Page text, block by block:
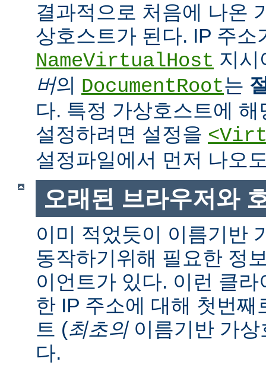
결과적으로 처음에 나온
상호스트가 된다. IP 주소
NameVirtualHost 지
버의 DocumentRoot는
다. 특정 가상호스트에
설정하려면 설정을
설정파일에서 먼저 나오
오래된 브라우저와
이미 적었듯이 이름기반
동작하기위해 필요한 정
이언트가 있다. 이런 클
한 IP 주소에 대해 첫번
트 (최초의이름기반 가상
다.